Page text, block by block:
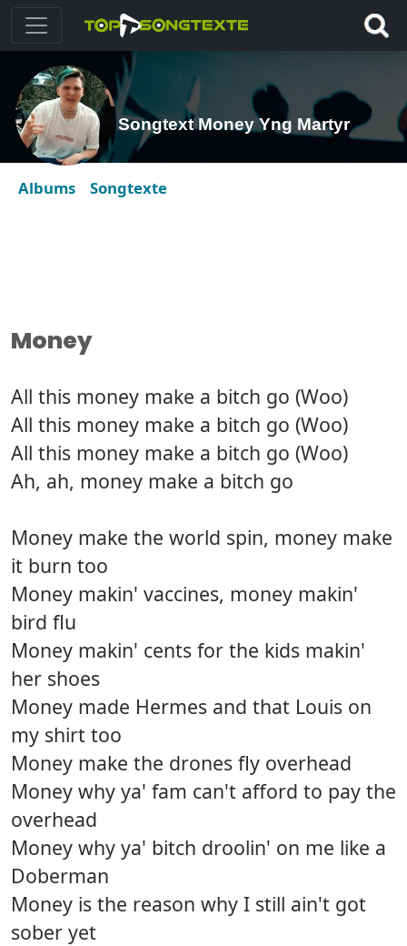
Songtext Money Yng Martyr
Albums Songtexte
Money
All this money make a bitch go (Woo)
All this money make a bitch go (Woo)
All this money make a bitch go (Woo)
Ah, ah, money make a bitch go
Money make the world spin, money make
it burn too
Money makin' vaccines, money makin'
bird flu
Money makin' cents for the kids makin'
her shoes
Money made Hermes and that Louis on
my shirt too
Money make the drones fly overhead
Money why ya' fam can't afford to pay the
overhead
Money why ya' bitch droolin' on me like a
Doberman
Money is the reason why I still ain't got
sober yet